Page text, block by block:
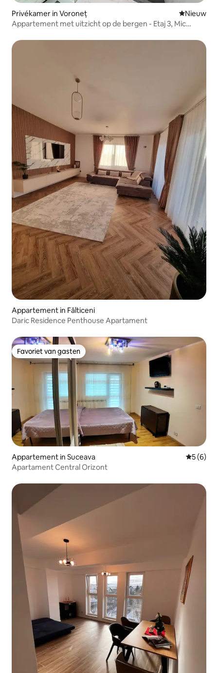
Privékamer in Voroneț Nieuwe
Nieuw
Appartement met uitzicht op de bergen - Etaj 3, Mic
Appartement in Fălticeni
Daric Residence Penthouse Apartament
Favoriet van gasten
Favoriet van gasten
Appartement in Suceava
5 (6)
Apartament Central Orizont